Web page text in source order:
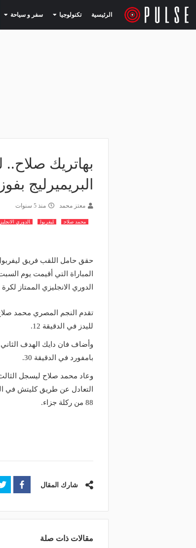
الرئيسية تكنولوجيا (current) سفر و سياحة (current)
بهاتريك
البريميرليج
معتز محمد منذ 5 سنوات
محمد صلاح ليفربول الدوري
حقق حامل اللقب فريق ليفربول
المباراة التي أقيمت يوم
الدوري الانجليزي الممتاز
تقدم النجم المصري محمد
لليدز في الدقيقة 12.
بامفورد في الدقيقة 30.
88 من ركلة جزاء.
شارك المقال
مقالات ذات صلة